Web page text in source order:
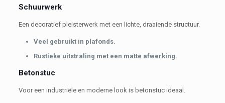
Schuurwerk
Een decoratief pleisterwerk met een lichte, draaiende structuur.
Veel gebruikt in plafonds.
Rustieke uitstraling met een matte afwerking.
Betonstuc
Voor een industriële en moderne look is betonstuc ideaal.